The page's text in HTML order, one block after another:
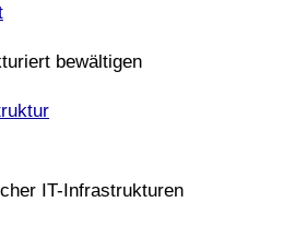
bewältigen
IT-Infrastrukturen